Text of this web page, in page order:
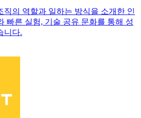
직의 역할과 일하는 방식을 소개한 인
빠른 실험, 기술 공유 문화를 통해 성
니다.